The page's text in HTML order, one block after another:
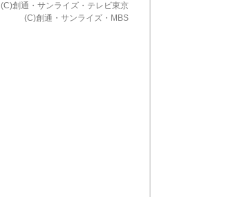
(C)創通・サンライズ・テレビ東京
(C)創通・サンライズ・MBS